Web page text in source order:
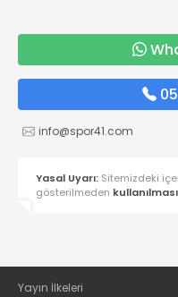
info@spor41.com
Yasal Uyarı: Sitemizdeki
gösterilmeden
Yayın İlkeleri